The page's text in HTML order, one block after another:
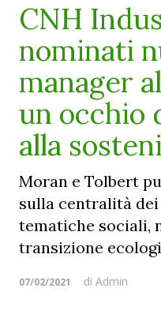
CNH
nominati
manager
un occhio
alla
Moran e Tolbert
sulla centralità
tematiche sociali,
transizione
07/02/2021 di Admin